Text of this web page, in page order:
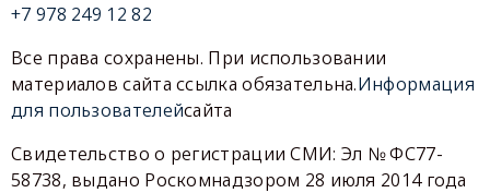
+7 978 249 12 82
Все права сохранены. При использовании
материалов сайта ссылка обязательна.Информация
для пользователейсайта
Свидетельство о регистрации СМИ: Эл № ФС77-
58738, выдано Роскомнадзором 28 июля 2014 года